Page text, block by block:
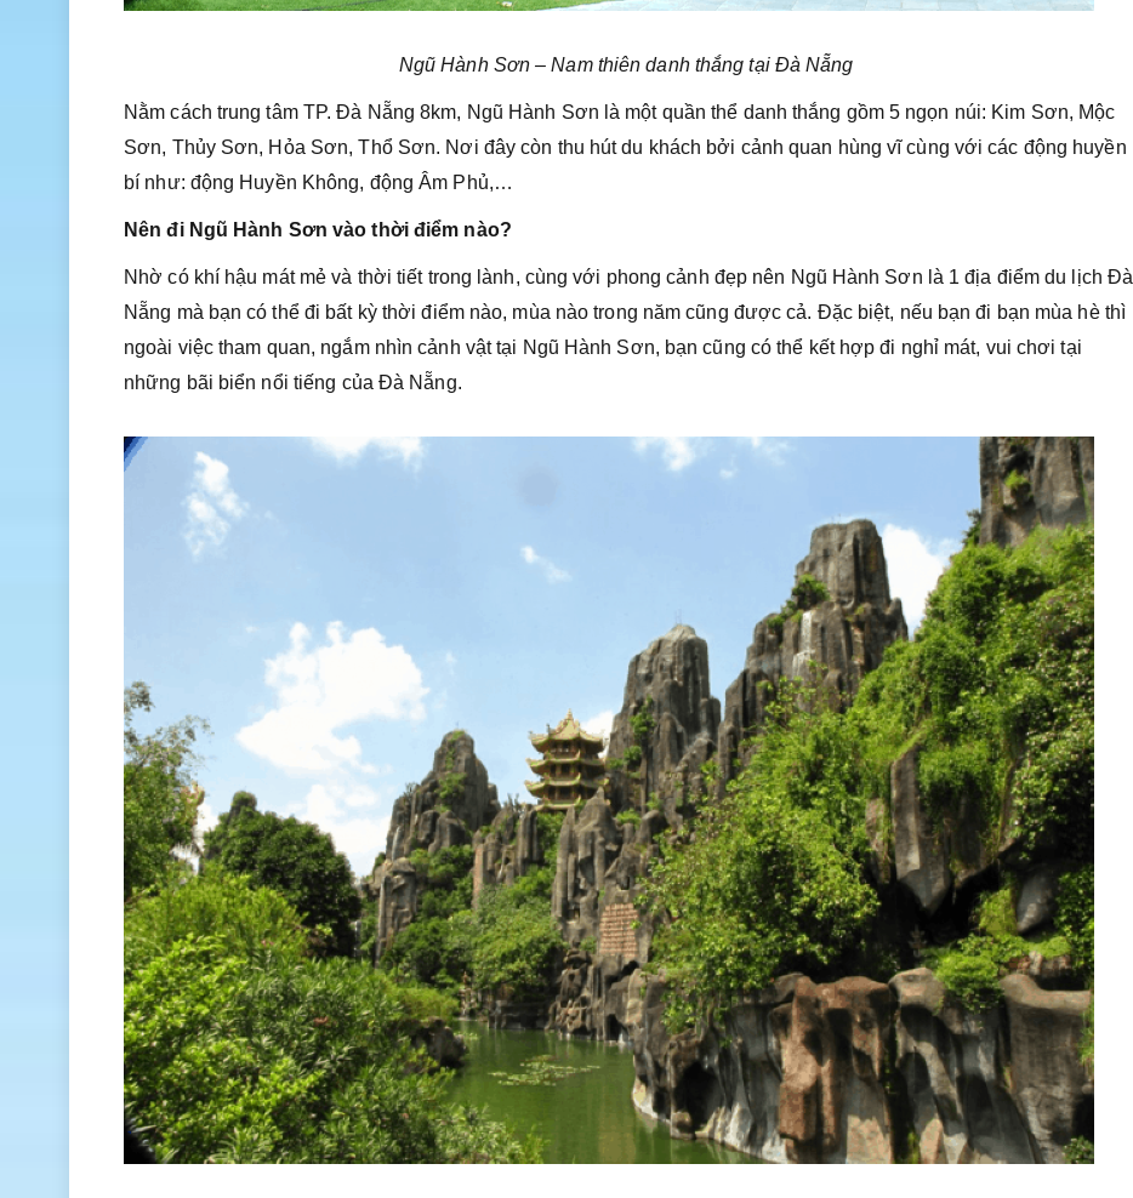
Ngũ Hành Sơn – Nam thiên danh thắng tại Đà Nẵng
Nằm cách trung tâm TP. Đà Nẵng 8km, Ngũ Hành Sơn là một quần thể danh thắng gồm 5 ngọn núi: Kim Sơn, Mộc
Sơn, Thủy Sơn, Hỏa Sơn, Thổ Sơn. Nơi đây còn thu hút du khách bởi cảnh quan hùng vĩ cùng với các động huyền
bí như: động Huyền Không, động Âm Phủ,…
Nên đi Ngũ Hành Sơn vào thời điểm nào?
Nhờ có khí hậu mát mẻ và thời tiết trong lành, cùng với phong cảnh đẹp nên Ngũ Hành Sơn là 1 địa điểm du lịch Đà
Nẵng mà bạn có thể đi bất kỳ thời điểm nào, mùa nào trong năm cũng được cả. Đặc biệt, nếu bạn đi bạn mùa hè thì
ngoài việc tham quan, ngắm nhìn cảnh vật tại Ngũ Hành Sơn, bạn cũng có thể kết hợp đi nghỉ mát, vui chơi tại
những bãi biển nổi tiếng của Đà Nẵng.